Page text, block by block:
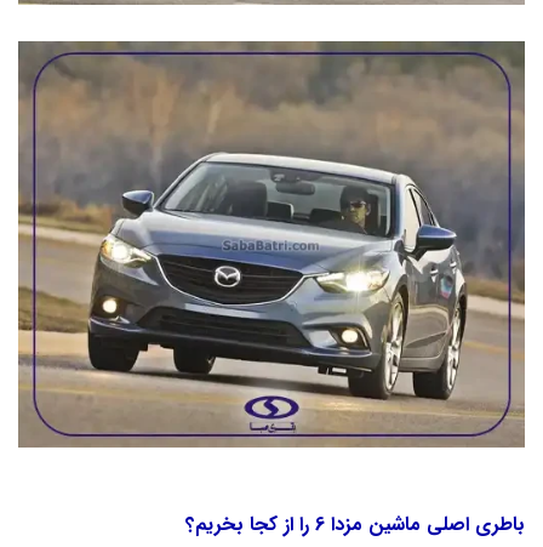
باطری اصلی ماشین مزدا 6 را از کجا بخریم؟